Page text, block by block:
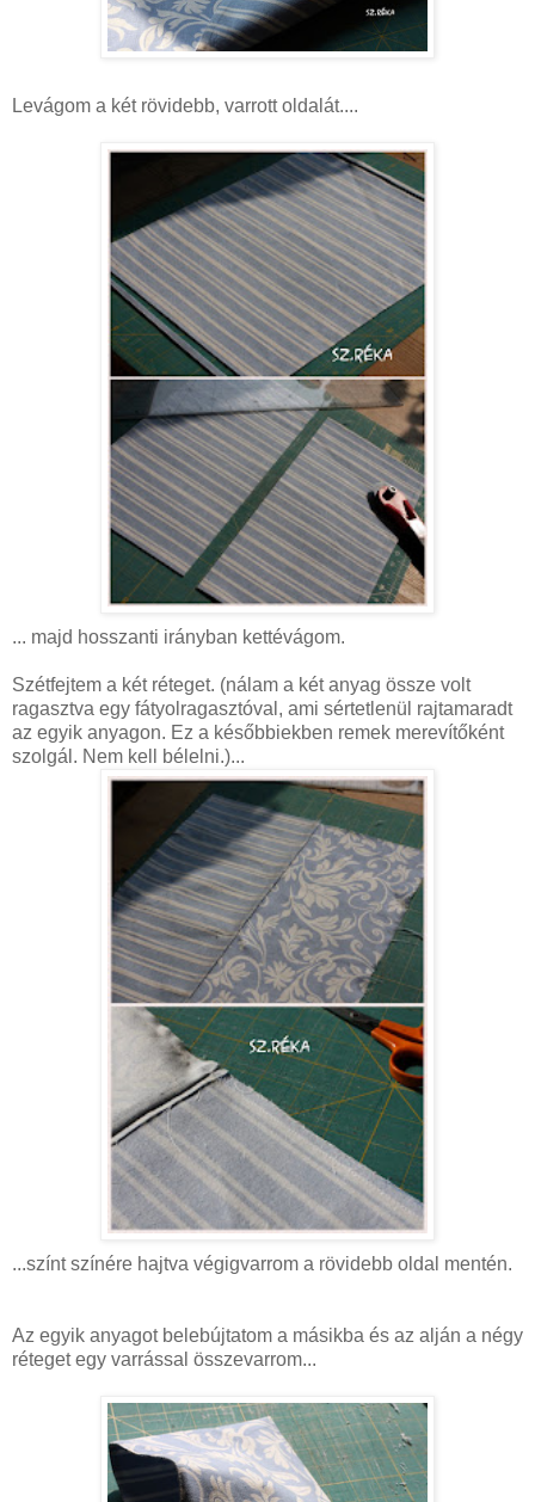
Levágom a két rövidebb, varrott oldalát....
... majd hosszanti irányban kettévágom.
Szétfejtem a két réteget. (nálam a két anyag össze volt
ragasztva egy fátyolragasztóval , ami sértetlenül rajtamaradt
az egyik anyagon. Ez a későbbiekben remek merevítőként
szolgál. Nem kell bélelni.)...
...színt színére hajtva végigvarrom a rövidebb oldal mentén.
Az egyik anyagot belebújtatom a másikba és az alján a négy
réteget egy varrással összevarrom...